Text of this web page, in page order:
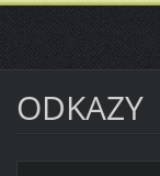
ODKAZY